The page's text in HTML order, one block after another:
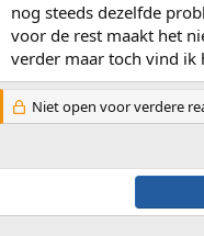
nog steeds dezelfde
voor de rest maakt het
verder maar toch vind
Niet open voor verdere